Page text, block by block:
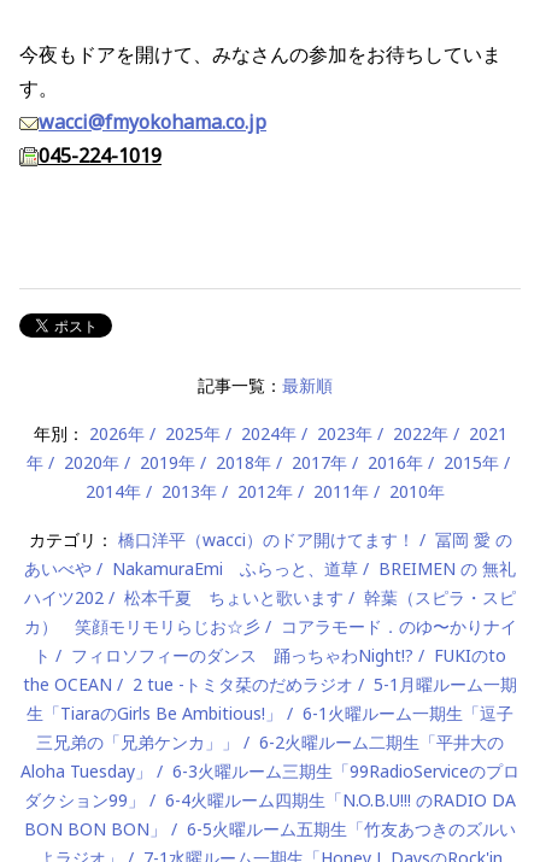
今夜もドアを開けて、みなさんの参加をお待ちしていま
す。
wacci@fmyokohama.co.jp
045-224-1019
記事一覧： 最新順
年別： 2026年 2025年 2024年 2023年 2022年
2021
年
2020年 2019年 2018年 2017年 2016年
2015年
2014年
2013年 2012年 2011年 2010年
カテゴリ： 橋口洋平（wacci）のドア開けてます！
冨岡 愛 の
あいべや
NakamuraEmi ふらっと、道草
BREIMEN の 無礼
ハイツ202
松本千夏 ちょいと歌います
幹葉（スピラ・スピ
カ） 笑顔モリモリらじお☆彡
コアラモード．のゆ〜かりナイ
ト
フィロソフィーのダンス 踊っちゃわNight!?
FUKIのto
the OCEAN
2 tue -トミタ栞のだめラジオ
5-1月曜ルーム一期
生「TiaraのGirls Be Ambitious!」
6-1火曜ルーム一期生「逗子
三兄弟の「兄弟ケンカ」」
6-2火曜ルーム二期生「平井大の
Aloha Tuesday」
6-3火曜ルーム三期生「99RadioServiceのプロ
ダクション99」
6-4火曜ルーム四期生「N.O.B.U!!! のRADIO DA
BON BON BON」
6-5火曜ルーム五期生「竹友あつきのズルい